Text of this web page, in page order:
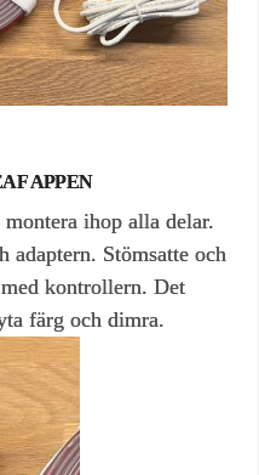
APPEN
ihop alla delar.
Stömsatte och
kontrollern. Det
färg och dimra.